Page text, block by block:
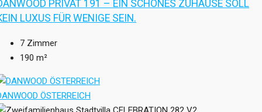
PRIVAT 191 – EIN SCHÖNES ZUHAUSE SOLL
LUXUS FÜR WENIGE SEIN.
7 Zimmer
190 m²
ÖSTERREICH